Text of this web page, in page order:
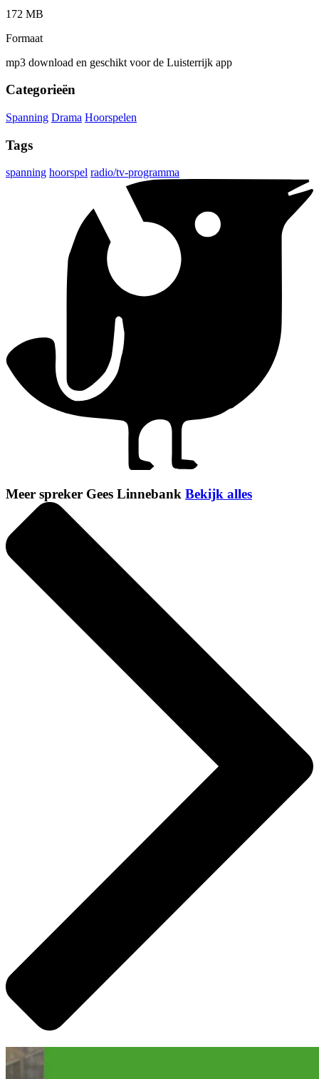
172 MB
Formaat
mp3 download en geschikt voor de Luisterrijk app
Categorieën
Spanning Drama Hoorspelen
Tags
spanning hoorspel radio/tv-programma
Meer spreker Gees Linnebank Bekijk alles